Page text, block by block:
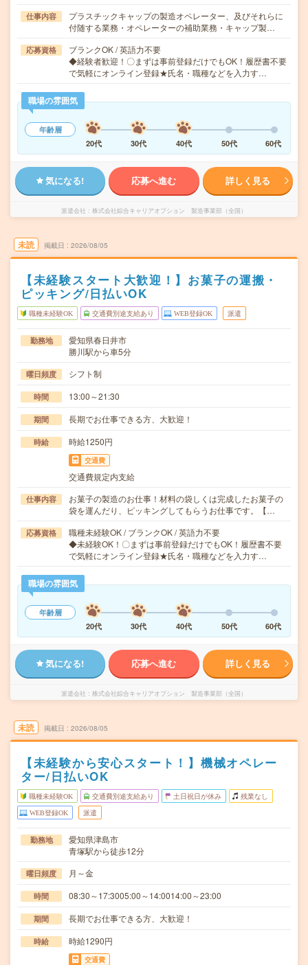
仕事内容
プラスチックキャップの製造オペレーター、及びそれらに
付随する業務・オペレーターの補助業務・キャップ製…
応募資格
ブランクOK / 英語力不要
◆経験者歓迎！〇まずは事前登録だけでもOK！履歴書不要
で気軽にオンライン登録★氏名・職種などを入力す…
職場の雰囲気
年齢層
20代
30代 40代 50代 60代
気になる! 応募へ進む 詳しく見る
派遣会社 株式会社綜合キャリアオプション 製造事業部（全国）
未読 掲載日 2026/08/05
【未経験スタート大歓迎！】お菓子の運搬・
ピッキング/日払いOK
職種未経験OK 交通費別途支給あり WEB登録OK 派遣
勤務地
愛知県春日井市
勝川駅から車5分
曜日頻度 シフト制
時間 13:00～21:30
期間 長期でお仕事できる方、大歓迎！
時給 時給1250円
交通費
交通費規定内支給
仕事内容
お菓子の製造のお仕事！材料の袋しくは完成したお菓子の
袋を運んだり、ピッキングしてもらうお仕事です。【…
応募資格
職種未経験OK / ブランクOK / 英語力不要
◆未経験OK！〇まずは事前登録だけでもOK！履歴書不要
で気軽にオンライン登録★氏名・職種などを入力す…
職場の雰囲気
年齢層
20代
30代 40代 50代 60代
気になる! 応募へ進む 詳しく見る
派遣会社 株式会社綜合キャリアオプション 製造事業部（全国）
未読 掲載日 2026/08/05
【未経験から安心スタート！】機械オペレー
ター/日払いOK
職種未経験OK 交通費別途支給あり 土日祝日が休み 残業なし
WEB登録OK 派遣
勤務地
愛知県津島市
青塚駅から徒歩12分
曜日頻度 月～金
時間 08:30～17:3005:00～14:0014:00～23:00
期間 長期でお仕事できる方、大歓迎！
時給 時給1290円
交通費